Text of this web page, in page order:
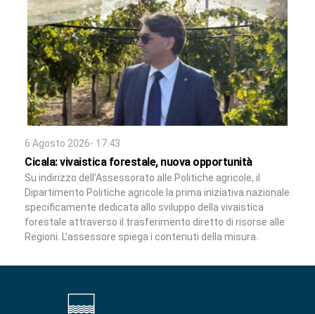
6 Agosto 2026- 17:43
Cicala: vivaistica forestale, nuova opportunità
Su indirizzo dell’Assessorato alle Politiche agricole, il
Dipartimento Politiche agricole la prima iniziativa nazionale
specificamente dedicata allo sviluppo della vivaistica
forestale attraverso il trasferimento diretto di risorse alle
Regioni. L’assessore spiega i contenuti della misura.